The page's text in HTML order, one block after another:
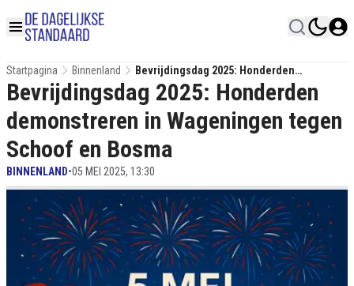
Startpagina Binnenland
Bevrijdingsdag 2025: Honderden
Demonstreren In Wageningen Tegen
Schoof En Bosma
Bevrijdingsdag 2025: Honderden
demonstreren in Wageningen tegen
Schoof en Bosma
BINNENLAND•05 MEI 2025, 13:30